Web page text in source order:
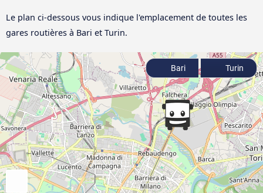
Le plan ci-dessous vous indique l'emplacement de toutes les
gares routières à Bari et Turin.
Bari Turin